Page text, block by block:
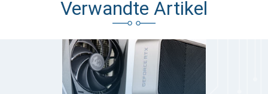
Verwandte Artikel